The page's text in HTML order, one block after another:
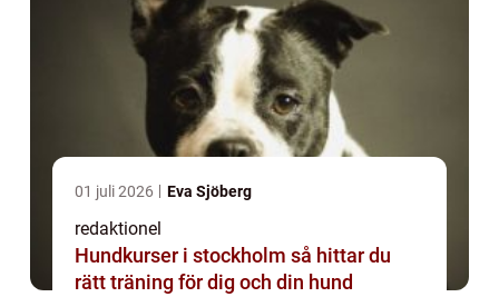
01 juli 2026 Eva Sjöberg
redaktionel
Hundkurser i stockholm så hittar du
rätt träning för dig och din hund